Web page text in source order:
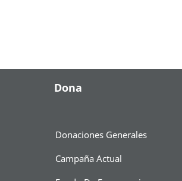
Dona
Donaciones Generales
Campaña Actual